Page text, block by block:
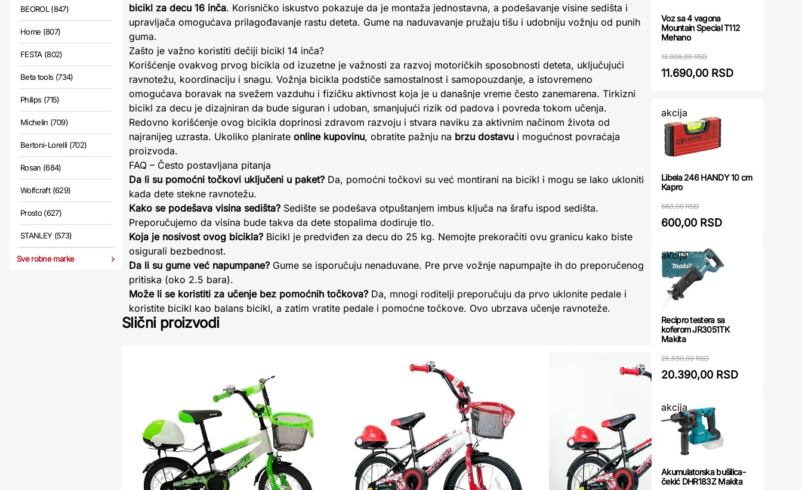
BEOROL (847)
Home (807)
FESTA (802)
Beta tools (734)
Philips (715)
Michelin (709)
Bertoni-Lorelli (702)
Rosan (684)
Wolfcraft (629)
Prosto (627)
STANLEY (573)
Sve robne marke
bicikl za decu 16 inča. Korisničko iskustvo pokazuje da je montaža jednostavna, a podešavanje visine sedišta i
upravljača omogućava prilagođavanje rastu deteta. Gume na naduvavanje pružaju tišu i udobniju vožnju od punih
guma.
Zašto je važno koristiti dečiji bicikl 14 inča?
Korišćenje ovakvog prvog bicikla od izuzetne je važnosti za razvoj motoričkih sposobnosti deteta, uključujući
ravnotežu, koordinaciju i snagu. Vožnja bicikla podstiče samostalnost i samopouzdanje, a istovremeno
omogućava boravak na svežem vazduhu i fizičku aktivnost koja je u današnje vreme često zanemarena. Tirkizni
bicikl za decu je dizajniran da bude siguran i udoban, smanjujući rizik od padova i povreda tokom učenja.
Redovno korišćenje ovog bicikla doprinosi zdravom razvoju i stvara naviku za aktivnim načinom života od
najranijeg uzrasta. Ukoliko planirate online kupovinu, obratite pažnju na brzu dostavu i mogućnost povraćaja
proizvoda.
FAQ – Često postavljana pitanja
Da li su pomoćni točkovi uključeni u paket? Da, pomoćni točkovi su već montirani na bicikl i mogu se lako ukloniti
kada dete stekne ravnotežu.
Kako se podešava visina sedišta? Sedište se podešava otpuštanjem imbus ključa na šrafu ispod sedišta.
Preporučujemo da visina bude takva da dete stopalima dodiruje tlo.
Koja je nosivost ovog bicikla? Bicikl je predviđen za decu do 25 kg. Nemojte prekoračiti ovu granicu kako biste
osigurali bezbednost.
Da li su gume već napumpane? Gume se isporučuju nenaduvane. Pre prve vožnje napumpajte ih do preporučenog
pritiska (oko 2.5 bara).
Može li se koristiti za učenje bez pomoćnih točkova? Da, mnogi roditelji preporučuju da prvo uklonite pedale i
koristite bicikl kao balans bicikl, a zatim vratite pedale i pomoćne točkove. Ovo ubrzava učenje ravnoteže.
Slični proizvodi
Voz sa 4 vagona
Mountain Special T112
Mehano
13.908,00 RSD
11.690,00 RSD
akcija
Libela 246 HANDY 10 cm
Kapro
660,00 RSD
600,00 RSD
akcija
Recipro testera sa
koferom JR3051TK
Makita
25.590,00 RSD
20.390,00 RSD
akcija
Akumulatorska bušilica-
čekić DHR183Z Makita